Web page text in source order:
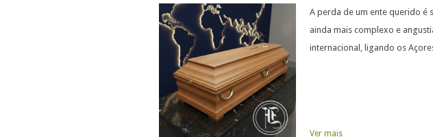
A perda de um ente querido
ainda mais complexo e
internacional, ligando os
Ver mais